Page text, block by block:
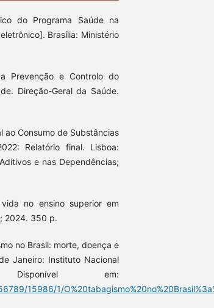
do Programa Saúde na
Brasília: Ministério
Prevenção e Controlo do
Direção-Geral da Saúde.
ao Consumo de Substâncias
Relatório final. Lisboa:
e nas Dependências;
no ensino superior em
2024. 350 p.
no Brasil: morte, doença e
Janeiro: Instituto Nacional
em:
15986/1/